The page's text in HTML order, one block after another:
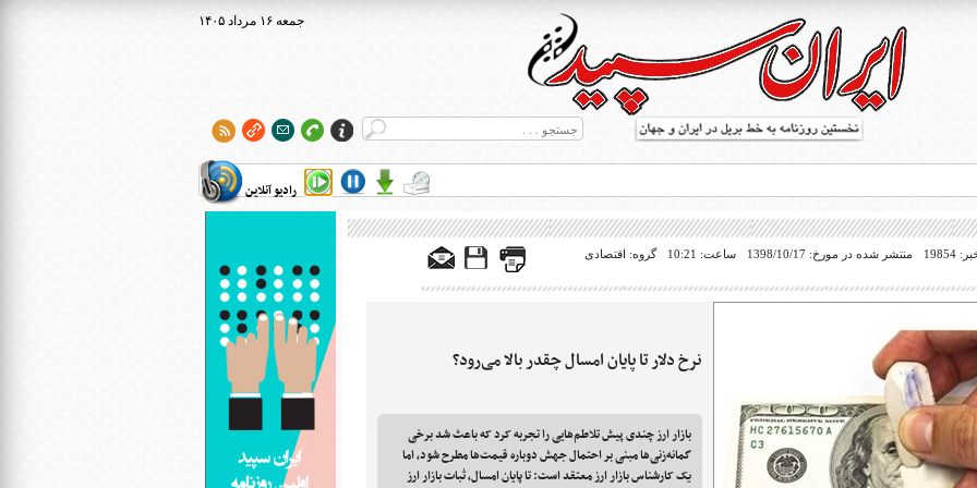
۱۴۰۵ جمعه ۱۶ مرداد
رادیو آنلاین
بریل در جهان
منتشر شده در مورخ: 1398/10/17 ساعت: 10:21 گروه: اقتصادی
نرخ دلار تا پایان امسال چقدر بالا می‌رود؟
بازار ارز چندی پیش تلاطم‌هایی را تجربه کرد که باعث شد برخی
گمانه‌زنی‌ها مبنی بر احتمال جهش دوباره قیمت‌ها مطرح شود، اما
یک کارشناس بازار ارز معتقد است: تا پایان امسال، ثبات بازار ارز